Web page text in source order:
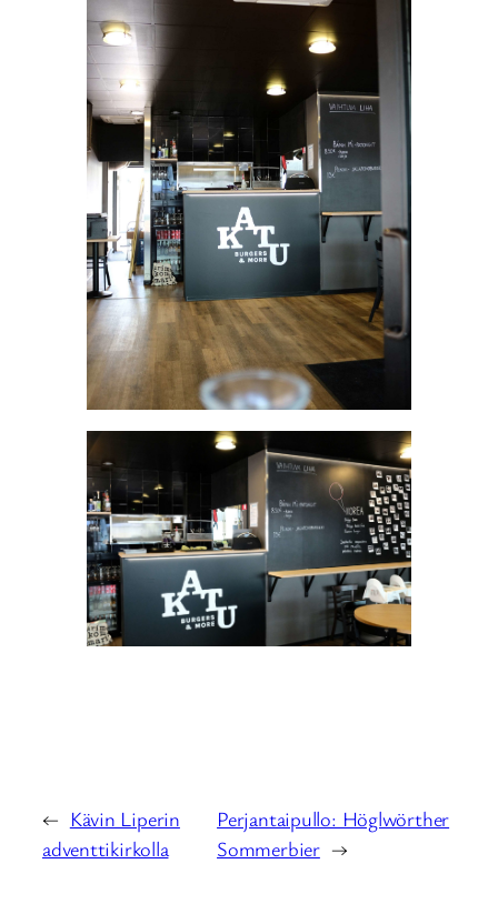
← Kävin Liperin
adventtikirkolla
Perjantaipullo: Höglwörther
Sommerbier →